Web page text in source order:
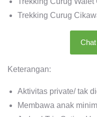
Trekking Curug
Keterangan:
Aktivitas private/ tak
Membawa anak